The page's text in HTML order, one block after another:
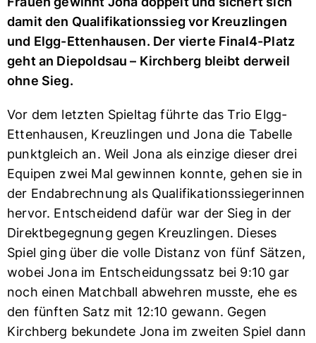
damit den Qualifikationssieg vor Kreuzlingen
und Elgg-Ettenhausen. Der vierte Final4-Platz
geht an Diepoldsau – Kirchberg bleibt derweil
ohne Sieg.
Vor dem letzten Spieltag führte das Trio Elgg-
Ettenhausen, Kreuzlingen und Jona die Tabelle
punktgleich an. Weil Jona als einzige dieser drei
Equipen zwei Mal gewinnen konnte, gehen sie in
der Endabrechnung als Qualifikationssiegerinnen
hervor. Entscheidend dafür war der Sieg in der
Direktbegegnung gegen Kreuzlingen. Dieses
Spiel ging über die volle Distanz von fünf Sätzen,
wobei Jona im Entscheidungssatz bei 9:10 gar
noch einen Matchball abwehren musste, ehe es
den fünften Satz mit 12:10 gewann. Gegen
Kirchberg bekundete Jona im zweiten Spiel dann